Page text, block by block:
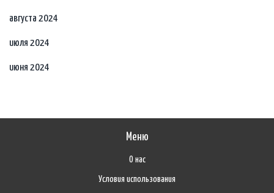
августа 2024
июля 2024
июня 2024
Меню
О нас
Условия использования